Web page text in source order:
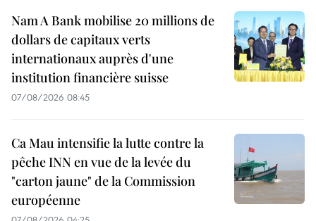
Nam A Bank mobilise 20 millions de
dollars de capitaux verts
internationaux auprès d'une
institution financière suisse
07/08/2026 08:45
Ca Mau intensifie la lutte contre la
pêche INN en vue de la levée du
"carton jaune" de la Commission
européenne